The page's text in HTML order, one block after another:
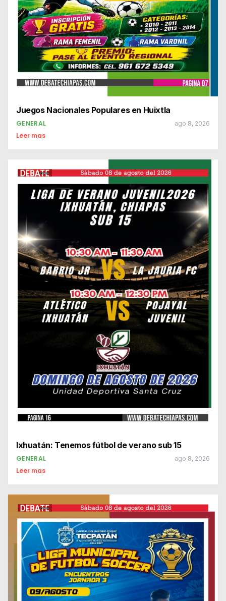
Juegos Nacionales Populares en Huixtla
GENERAL ago 8, 2026
Leer mas
Ixhuatán: Tenemos fútbol de verano sub 15
GENERAL ago 8, 2026
Leer mas